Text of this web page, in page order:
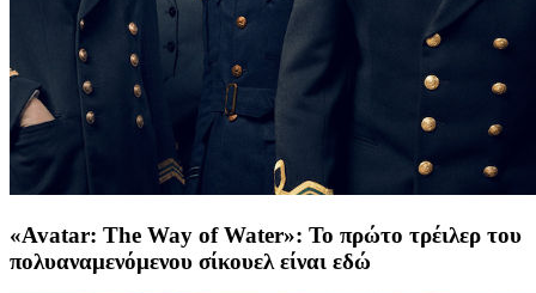
«Avatar: The Way of Water»: Το πρώτο τρέιλερ του
πολυαναμενόμενου σίκουελ είναι εδώ